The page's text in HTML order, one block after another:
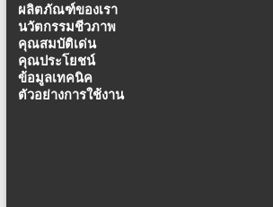
ผลิตภัณฑ์ของเรา
นวัตกรรมชีวภาพ
คุณสมบัติเด่น
คุณประโยชน์
ข้อมูลเทคนิค
ตัวอย่างการใช้งาน